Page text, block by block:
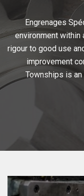
Engrenages
environment within
rigour to good use
improvement
Townships is